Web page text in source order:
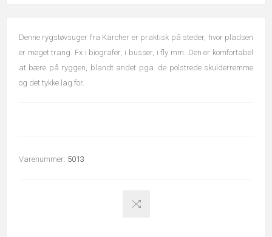
Denne rygstøvsuger fra Kärcher er praktisk på steder, hvor pladsen
er meget trang. Fx i biografer, i busser, i fly mm. Den er komfortabel
at bære på ryggen, blandt andet pga. de polstrede skulderremme
og det tykke lag for.
Varenummer: 5013